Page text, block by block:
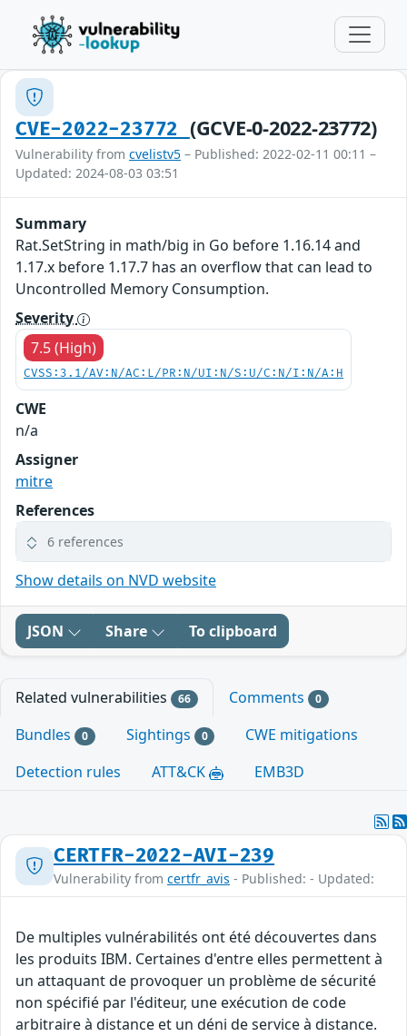
CVE-2022-23772 (GCVE-0-2022-23772)
Vulnerability from cvelistv5 – Published: 2022-02-11 00:11 –
Updated: 2024-08-03 03:51
Summary
Rat.SetString in math/big in Go before 1.16.14 and
1.17.x before 1.17.7 has an overflow that can lead to
Uncontrolled Memory Consumption.
Severity
7.5 (High)
CVSS:3.1/AV:N/AC:L/PR:N/UI:N/S:U/C:N/I:N/A:H
CWE
n/a
Assigner
mitre
References
6 references
Show details on NVD website
JSON Share To clipboard
Related vulnerabilities 66 Comments 0
Bundles 0 Sightings 0
CWE mitigations
Detection rules
ATT&CK EMB3D
CERTFR-2022-AVI-239
Vulnerability from certfr_avis - Published: - Updated:
De multiples vulnérabilités ont été découvertes dans
les produits IBM. Certaines d'entre elles permettent à
un attaquant de provoquer un problème de sécurité
non spécifié par l'éditeur, une exécution de code
arbitraire à distance et un déni de service à distance.